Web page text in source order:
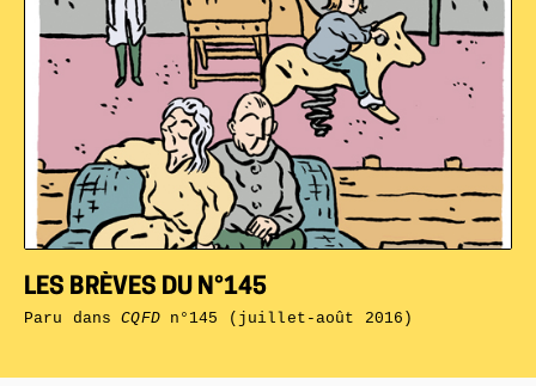
LES BRÈVES DU N°145
Paru dansCQFDn°145 (juillet-août 2016)